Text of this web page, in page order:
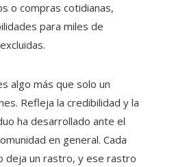
o compras cotidianas,
para miles de
algo más que solo un
Refleja la credibilidad y la
ha desarrollado ante el
en general. Cada
deja un rastro, y ese rastro